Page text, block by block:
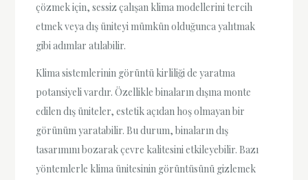
çözmek için, sessiz çalışan klima modellerini tercih
etmek veya dış üniteyi mümkün olduğunca yalıtmak
gibi adımlar atılabilir.
Klima sistemlerinin görüntü kirliliği de yaratma
potansiyeli vardır. Özellikle binaların dışına monte
edilen dış üniteler, estetik açıdan hoş olmayan bir
görünüm yaratabilir. Bu durum, binaların dış
tasarımını bozarak çevre kalitesini etkileyebilir. Bazı
yöntemlerle klima ünitesinin görüntüsünü gizlemek